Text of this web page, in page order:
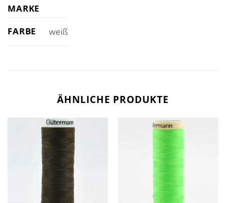
MARKE
FARBE
weiß
ÄHNLICHE PRODUKTE